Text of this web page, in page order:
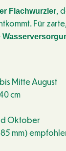
Flachwurzler,
Für
Mitte August
cm
Oktober
mm)